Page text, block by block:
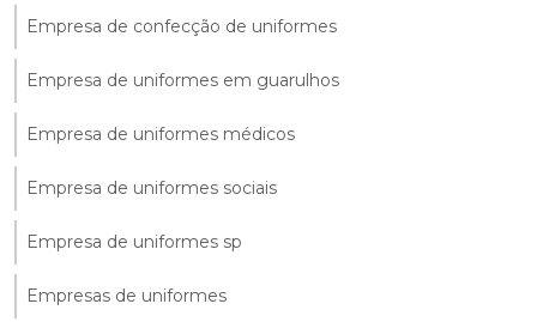
Empresa de confecção de uniformes
Empresa de uniformes em guarulhos
Empresa de uniformes médicos
Empresa de uniformes sociais
Empresa de uniformes sp
Empresas de uniformes